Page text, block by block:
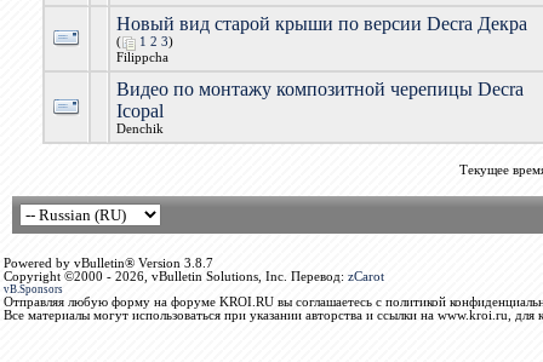
Новый вид старой крыши по версии Decra Декра
( 1 2 3)
Filippcha
Видео по монтажу композитной черепицы Decra
Icopal
Denchik
Текущее
Powered by vBulletin® Version 3.8.7
Copyright ©2000 - 2026, vBulletin Solutions, Inc. Перевод: zCarot
vB.Sponsors
Отправляя любую форму на форуме KROI.RU вы соглашаетесь с политикой
Все материалы могут использоваться при указании авторства и ссылки на www.kroi.ru, для